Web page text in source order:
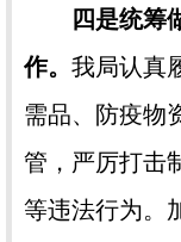
四是统筹
作。 我局认真
需品、防疫物
管，严厉打击
等违法行为。